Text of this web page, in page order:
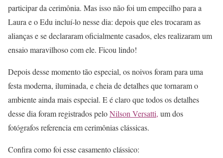
participar da cerimônia. Mas isso não foi um empecilho para a
Laura e o Edu incluí-lo nesse dia: depois que eles trocaram as
alianças e se declararam oficialmente casados, eles realizaram um
ensaio maravilhoso com ele. Ficou lindo!
Depois desse momento tão especial, os noivos foram para uma
festa moderna, iluminada, e cheia de detalhes que tornaram o
ambiente ainda mais especial. E é claro que todos os detalhes
desse dia foram registrados peloNilson Versatti, um dos
fotógrafos referencia em cerimônias clássicas.
Confira como foi esse casamento clássico: